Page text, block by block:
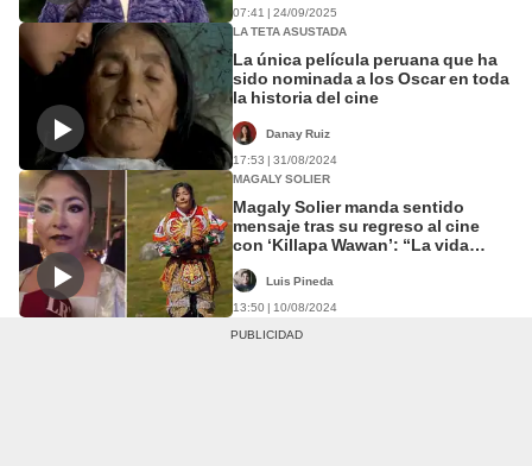
07:41 | 24/09/2025
LA TETA ASUSTADA
La única película peruana que ha
sido nominada a los Oscar en toda
la historia del cine
Danay Ruiz
17:53 | 31/08/2024
MAGALY SOLIER
Magaly Solier manda sentido
mensaje tras su regreso al cine
con ‘Killapa Wawan’: “La vida
Luis Pineda
13:50 | 10/08/2024